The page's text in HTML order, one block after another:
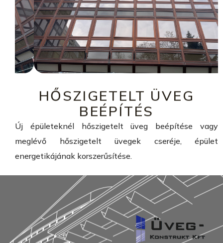
HŐSZIGETELT ÜVEG
BEÉPÍTÉS
Új épületeknél hőszigetelt üveg beépítése vagy
meglévő hőszigetelt üvegek cseréje, épület
energetikájának korszerűsítése.